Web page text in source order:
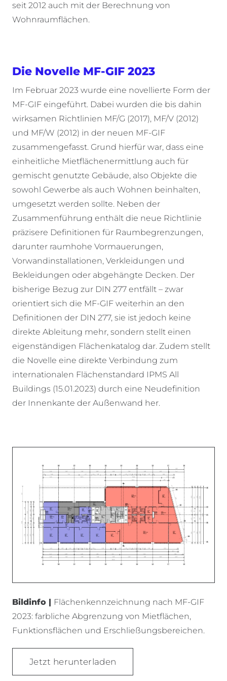
seit 2012 auch mit der Berechnung von
Wohnraumflächen.
Die Novelle MF-GIF 2023
Im Februar 2023 wurde eine novellierte Form der
MF-GIF eingeführt. Dabei wurden die bis dahin
wirksamen Richtlinien MF/G (2017), MF/V (2012)
und MF/W (2012) in der neuen MF-GIF
zusammengefasst. Grund hierfür war, dass eine
einheitliche Mietflächenermittlung auch für
gemischt genutzte Gebäude, also Objekte die
sowohl Gewerbe als auch Wohnen beinhalten,
umgesetzt werden sollte. Neben der
Zusammenführung enthält die neue Richtlinie
präzisere Definitionen für Raumbegrenzungen,
darunter raumhohe Vormauerungen,
Vorwandinstallationen, Verkleidungen und
Bekleidungen oder abgehängte Decken. Der
bisherige Bezug zur DIN 277 entfällt – zwar
orientiert sich die MF-GIF weiterhin an den
Definitionen der DIN 277, sie ist jedoch keine
direkte Ableitung mehr, sondern stellt einen
eigenständigen Flächenkatalog dar. Zudem stellt
die Novelle eine direkte Verbindung zum
internationalen Flächenstandard IPMS All
Buildings (15.01.2023) durch eine Neudefinition
der Innenkante der Außenwand her.
Bildinfo | Flächenkennzeichnung nach MF-GIF
2023: farbliche Abgrenzung von Mietflächen,
Funktionsflächen und Erschließungsbereichen.
Jetzt herunterladen